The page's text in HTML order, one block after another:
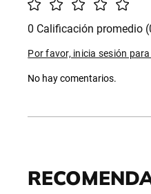
0 Calificación promedio
Por favor, inicia sesión
No hay comentarios.